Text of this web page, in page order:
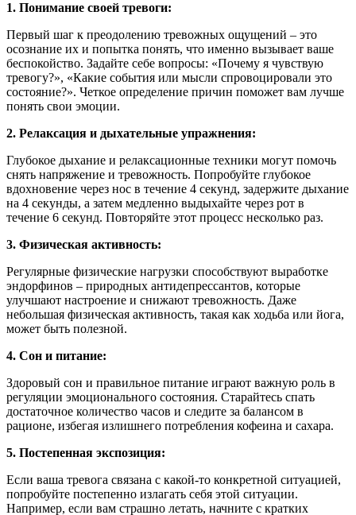
1. Понимание своей тревоги:
Первый шаг к преодолению тревожных ощущений – это
осознание их и попытка понять, что именно вызывает ваше
беспокойство. Задайте себе вопросы: «Почему я чувствую
тревогу?», «Какие события или мысли спровоцировали это
состояние?». Четкое определение причин поможет вам лучше
понять свои эмоции.
2. Релаксация и дыхательные упражнения:
Глубокое дыхание и релаксационные техники могут помочь
снять напряжение и тревожность. Попробуйте глубокое
вдохновение через нос в течение 4 секунд, задержите дыхание
на 4 секунды, а затем медленно выдыхайте через рот в
течение 6 секунд. Повторяйте этот процесс несколько раз.
3. Физическая активность:
Регулярные физические нагрузки способствуют выработке
эндорфинов – природных антидепрессантов, которые
улучшают настроение и снижают тревожность. Даже
небольшая физическая активность, такая как ходьба или йога,
может быть полезной.
4. Сон и питание:
Здоровый сон и правильное питание играют важную роль в
регуляции эмоционального состояния. Старайтесь спать
достаточное количество часов и следите за балансом в
рационе, избегая излишнего потребления кофеина и сахара.
5. Постепенная экспозиция:
Если ваша тревога связана с какой-то конкретной ситуацией,
попробуйте постепенно излагать себя этой ситуации.
Например, если вам страшно летать, начните с кратких